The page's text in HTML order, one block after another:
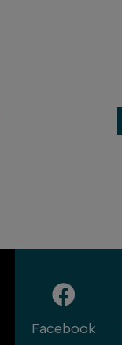
Facebook